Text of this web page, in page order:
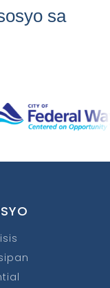
sa